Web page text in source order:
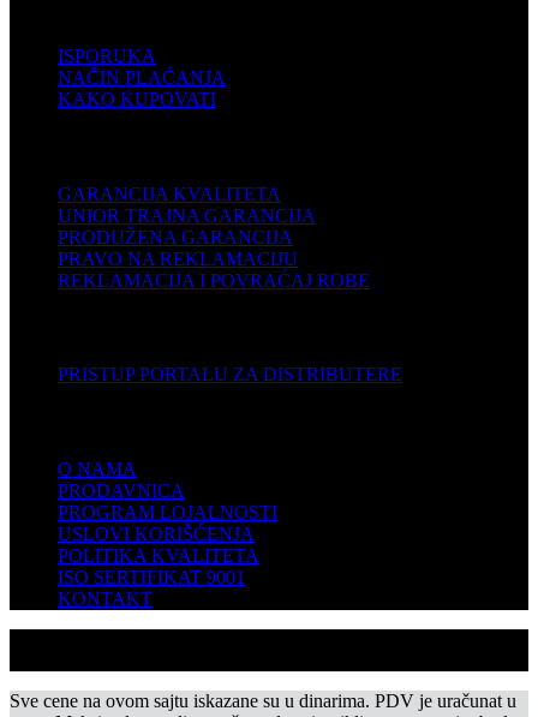
ISPORUKA
NAČIN PLAĆANJA
KAKO KUPOVATI
GARANCIJA KVALITETA
UNIOR TRAJNA GARANCIJA
PRODUŽENA GARANCIJA
PRAVO NA REKLAMACIJU
REKLAMACIJA I POVRAĆAJ ROBE
PRISTUP PORTALU ZA DISTRIBUTERE
O NAMA
PRODAVNICA
PROGRAM LOJALNOSTI
USLOVI KORIŠĆENJA
POLITIKA KVALITETA
ISO SERTIFIKAT 9001
KONTAKT
Sve cene na ovom sajtu iskazane su u dinarima. PDV je uračunat u